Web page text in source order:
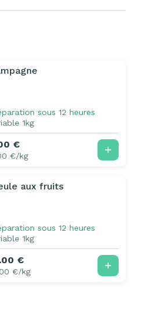
sous 12 heures
1kg
€
€/kg
aux fruits
sous 12 heures
1kg
€
€/kg